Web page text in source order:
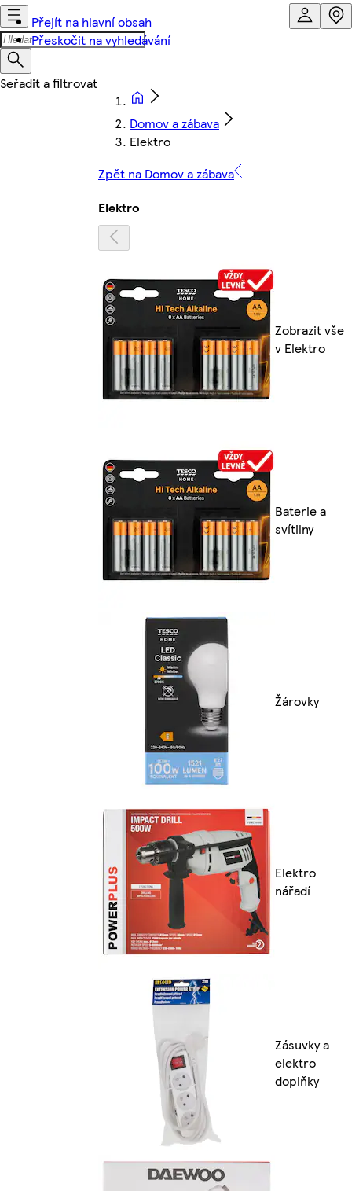
Přejít na hlavní obsah
Přeskočit na vyhledávání
Domov a zábava
Elektro
Zpět na Domov a zábava
Elektro
Zobrazit vše
v Elektro
Baterie a
svítilny
Žárovky
Elektro
nářadí
Zásuvky a
elektro
doplňky